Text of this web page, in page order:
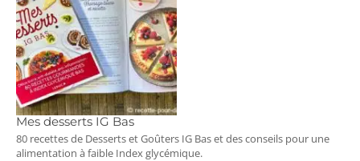
Mes desserts IG Bas
80 recettes de Desserts et Goûters IG Bas et des conseils pour une
alimentation à faible Index glycémique.